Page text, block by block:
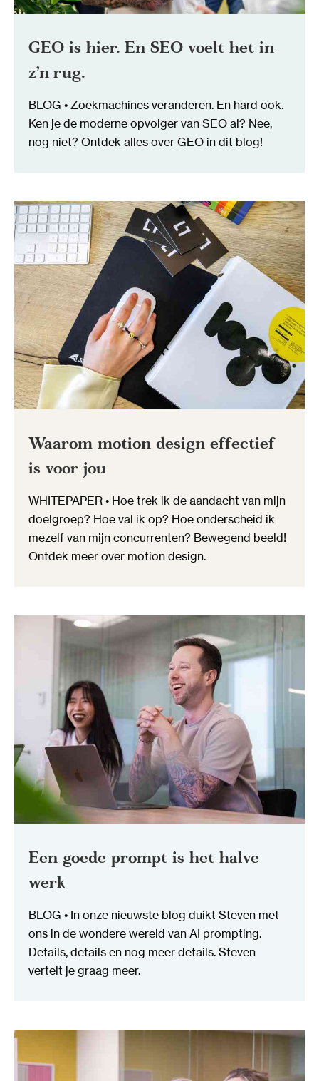
GEO is hier. En SEO voelt het in
z’n rug.
BLOG • Zoekmachines veranderen. En hard ook.
Ken je de moderne opvolger van SEO al? Nee,
nog niet? Ontdek alles over GEO in dit blog!
Waarom motion design effectief
is voor jou
WHITEPAPER • Hoe trek ik de aandacht van mijn
doelgroep? Hoe val ik op? Hoe onderscheid ik
mezelf van mijn concurrenten? Bewegend beeld!
Ontdek meer over motion design.
Een goede prompt is het halve
werk
BLOG • In onze nieuwste blog duikt Steven met
ons in de wondere wereld van AI prompting.
Details, details en nog meer details. Steven
vertelt je graag meer.